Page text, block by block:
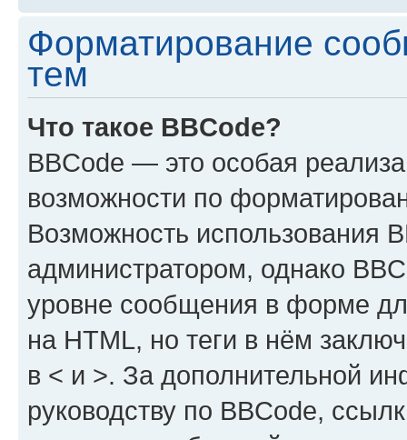
Форматирование
тем
Что такое BBCode?
BBCode — это особая
возможности по
Возможность использования
администратором, однако
уровне сообщения в форме
на HTML, но теги в нём
в < и >. За дополнительной
руководству по BBCode,